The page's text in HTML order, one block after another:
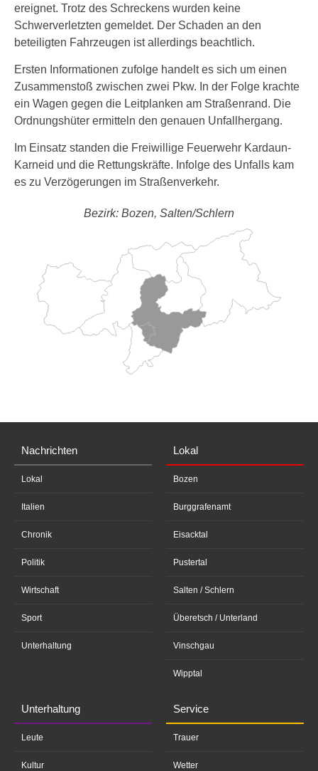
ereignet. Trotz des Schreckens wurden keine
Schwerverletzten gemeldet. Der Schaden an den
beteiligten Fahrzeugen ist allerdings beachtlich.
Ersten Informationen zufolge handelt es sich um einen
Zusammenstoß zwischen zwei Pkw. In der Folge krachte
ein Wagen gegen die Leitplanken am Straßenrand. Die
Ordnungshüter ermitteln den genauen Unfallhergang.
Im Einsatz standen die Freiwillige Feuerwehr Kardaun-
Karneid und die Rettungskräfte. Infolge des Unfalls kam
es zu Verzögerungen im Straßenverkehr.
Bezirk: Bozen, Salten/Schlern
Nachrichten
Lokal
Italien
Chronik
Politik
Wirtschaft
Sport
Unterhaltung
Lokal
Bozen
Burggrafenamt
Eisacktal
Pustertal
Salten / Schlern
Überetsch / Unterland
Vinschgau
Wipptal
Unterhaltung
Leute
Kultur
Service
Trauer
Wetter